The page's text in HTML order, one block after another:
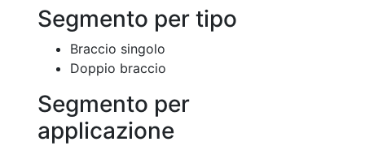
Segmento per tipo
Braccio singolo
Doppio braccio
Segmento per
applicazione